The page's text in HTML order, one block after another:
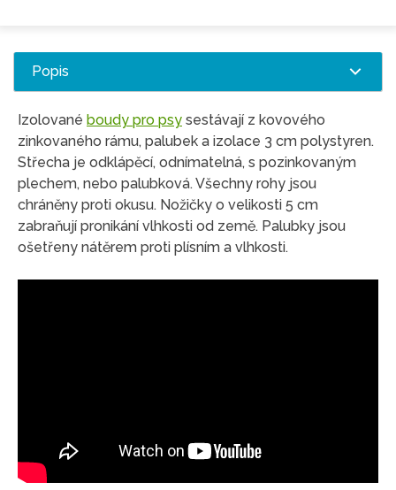
Popis
Izolované boudy pro psy sestávají z kovového
zinkovaného rámu, palubek a izolace 3 cm polystyren.
Střecha je odklápěcí, odnímatelná, s pozinkovaným
plechem, nebo palubková. Všechny rohy jsou
chráněny proti okusu. Nožičky o velikosti 5 cm
zabraňují pronikání vlhkosti od země. Palubky jsou
ošetřeny nátěrem proti plísním a vlhkosti.